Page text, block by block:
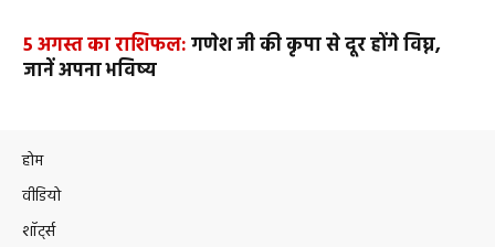
5 अगस्त का राशिफल:गणेश जी की कृपा से दूर होंगे विघ्न,
जानें अपना भविष्य
होम
वीडियो
शॉर्ट्स